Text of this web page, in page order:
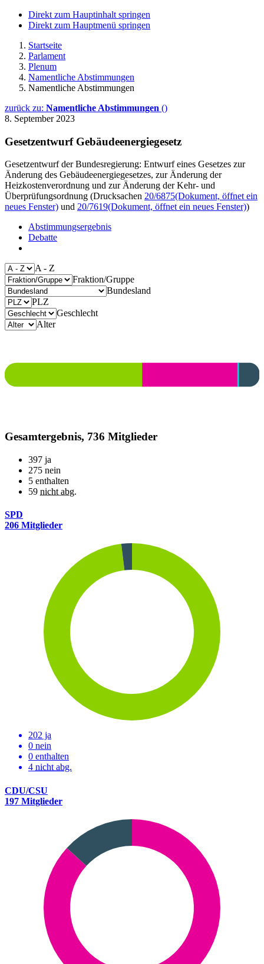
Direkt zum Hauptinhalt springen
Direkt zum Hauptmenü springen
Startseite
Parlament
Plenum
Namentliche Abstimmungen
Namentliche Abstimmungen
zurück zu: Namentliche Abstimmungen ()
8. September 2023
Gesetzentwurf Gebäudeenergiegesetz
Gesetzentwurf der Bundesregierung: Entwurf eines Gesetzes zur
Änderung des Gebäudeenergiegesetzes, zur Änderung der
Heizkostenverordnung und zur Änderung der Kehr- und
Überprüfungsordnung (Drucksachen 20/6875(Dokument, öffnet ein
neues Fenster) und 20/7619(Dokument, öffnet ein neues Fenster))
Abstimmungsergebnis
Debatte
A - Z
Fraktion/Gruppe
Bundesland
PLZ
Geschlecht
Alter
Gesamtergebnis, 736 Mitglieder
397 ja
275 nein
5 enthalten
59 nicht abg.
SPD
206 Mitglieder
202 ja
0 nein
0 enthalten
4 nicht abg.
CDU/CSU
197 Mitglieder